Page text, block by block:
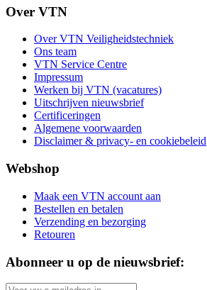
Over VTN
Over VTN Veiligheidstechniek
Ons team
VTN Service Centre
Impressum
Werken bij VTN (vacatures)
Uitschrijven nieuwsbrief
Certificeringen
Algemene voorwaarden
Disclaimer & privacy- en cookiebeleid
Webshop
Maak een VTN account aan
Bestellen en betalen
Verzending en bezorging
Retouren
Abonneer u op de nieuwsbrief: